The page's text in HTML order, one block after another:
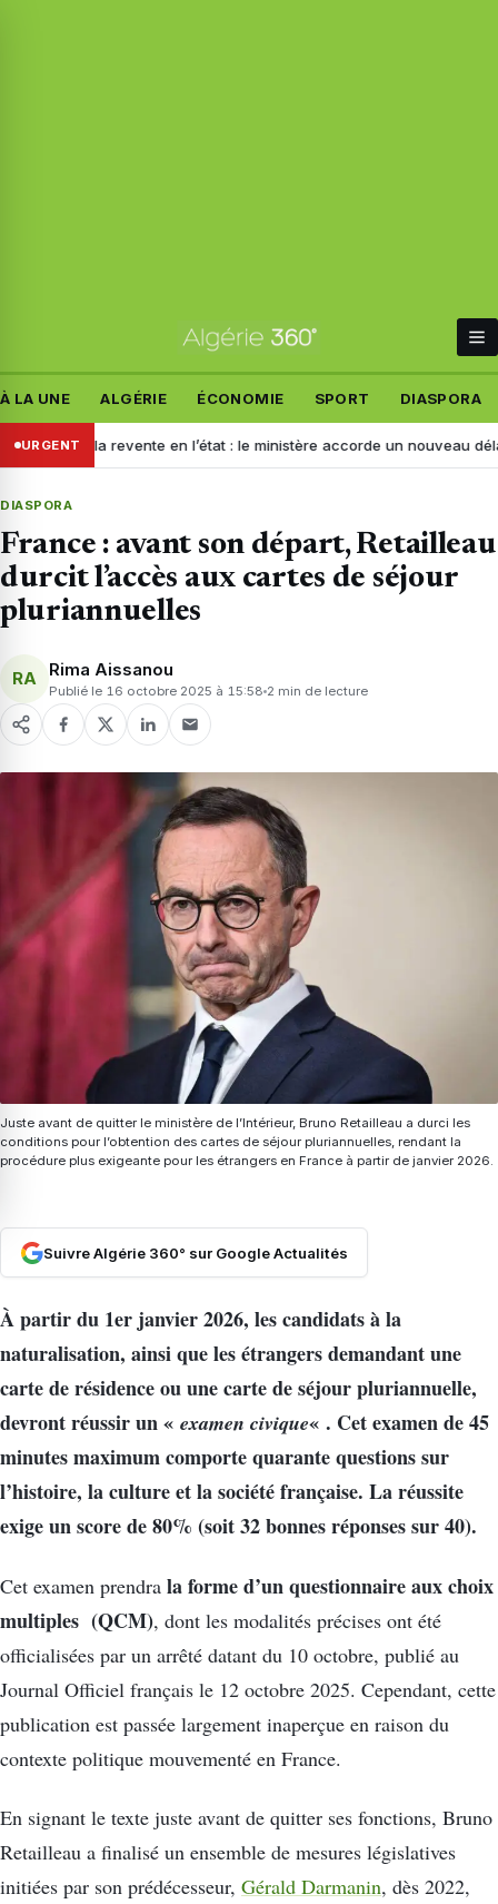
À LA UNE ALGÉRIE ÉCONOMIE SPORT DIASPORA
URGENT
la revente en l’état : le ministère accorde un nouveau délai aux
DIASPORA
France : avant son départ, Retailleau
durcit l’accès aux cartes de séjour
pluriannuelles
RA Rima Aissanou
Publié le 16 octobre 2025 à 15:58 2 min de lecture
Juste avant de quitter le ministère de l’Intérieur, Bruno Retailleau a durci les
conditions pour l’obtention des cartes de séjour pluriannuelles, rendant la
procédure plus exigeante pour les étrangers en France à partir de janvier 2026.
Suivre Algérie 360° sur Google Actualités
À partir du 1er janvier 2026, les candidats à la
naturalisation, ainsi que les étrangers demandant une
carte de résidence ou une carte de séjour pluriannuelle,
devront réussir un « examen civique« . Cet examen de 45
minutes maximum comporte quarante questions sur
l’histoire, la culture et la société française. La réussite
exige un score de 80% (soit 32 bonnes réponses sur 40).
Cet examen prendra la forme d’un questionnaire aux choix
multiples (QCM), dont les modalités précises ont été
officialisées par un arrêté datant du 10 octobre, publié au
Journal Officiel français le 12 octobre 2025. Cependant, cette
publication est passée largement inaperçue en raison du
contexte politique mouvementé en France.
En signant le texte juste avant de quitter ses fonctions, Bruno
Retailleau a finalisé un ensemble de mesures législatives
initiées par son prédécesseur, Gérald Darmanin, dès 2022,